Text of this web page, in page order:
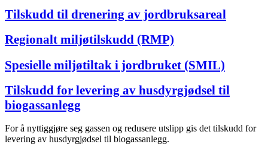
Tilskudd til drenering av jordbruksareal
Regionalt miljøtilskudd (RMP)
Spesielle miljøtiltak i jordbruket (SMIL)
Tilskudd for levering av husdyrgjødsel til
biogassanlegg
For å nyttiggjøre seg gassen og redusere utslipp gis det tilskudd for
levering av husdyrgjødsel til biogassanlegg.